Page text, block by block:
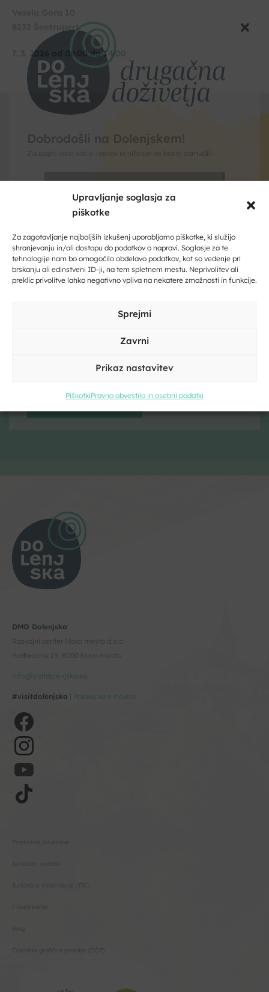
Upravljanje soglasja za
piškotke
Za zagotavljanje najboljših izkušenj uporabljamo piškotke, ki služijo
shranjevanju in/ali dostopu do podatkov o napravi. Soglasje za te
tehnologije nam bo omogočilo obdelavo podatkov, kot so vedenje pri
brskanju ali edinstveni ID-ji, na tem spletnem mestu. Neprivolitev ali
preklic privolitve lahko negativno vpliva na nekatere zmožnosti in funkcije.
Sprejmi
Zavrni
Prikaz nastavitev
PiškotkiPravno obvestilo in osebni podatki
8232 Šentrupert
7. 3. 2026 od 08:00 do 14:00
trženje in omogočiti to vsebino
DMO Dolenjska
Razvojni center Novo mesto d.o.o.
Podbreznik 15, 8000 Novo mesto
info@visitdolenjska.eu
#visitdolenjska Prijava na e-novice
E-publikacije
Celostna grafična podoba (CGP)
Dobrodošli na Dolenjskem!
Vpišite svoj e-naslov